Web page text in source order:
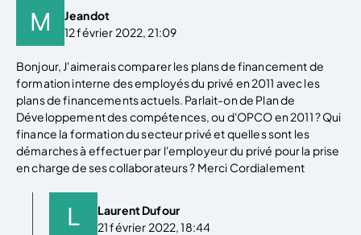
Jeandot
12 février 2022, 21:09
Bonjour, J'aimerais comparer les plans de financement de
formation interne des employés du privé en 2011 avec les
plans de financements actuels. Parlait-on de Plan de
Développement des compétences, ou d'OPCO en 2011 ? Qui
finance la formation du secteur privé et quelles sont les
démarches à effectuer par l'employeur du privé pour la prise
en charge de ses collaborateurs ? Merci Cordialement
Laurent Dufour
21 février 2022, 18:44